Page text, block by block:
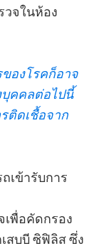
วจในห้อง
องโรคก็อาจ
บุคคลต่อไปนี้
ติดเชื้อจาก
เข้ารับการ
พื่อคัดกรอง
สบบี ซิฟิลิส ซึ่ง